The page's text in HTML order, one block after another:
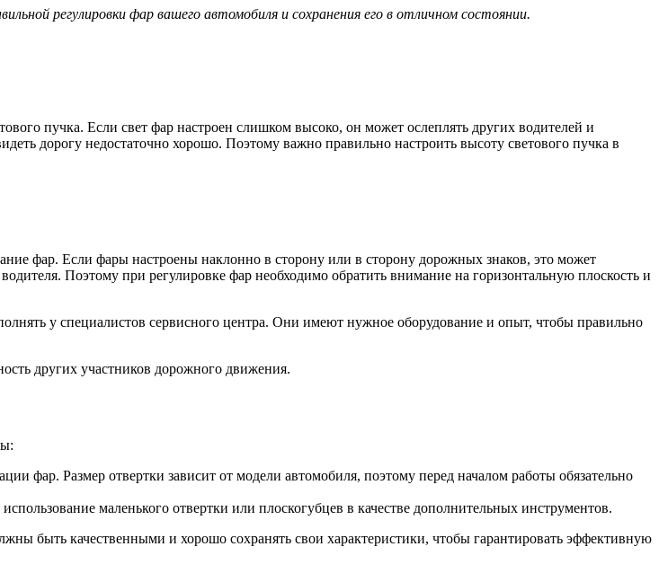
регулировки фар вашего автомобиля и сохранения его в отличном состоянии.
пучка. Если свет фар настроен слишком высоко, он может ослеплять других водителей и
дорогу недостаточно хорошо. Поэтому важно правильно настроить высоту светового пучка в
фар. Если фары настроены наклонно в сторону или в сторону дорожных знаков, это может
Поэтому при регулировке фар необходимо обратить внимание на горизонтальную плоскость и
у специалистов сервисного центра. Они имеют нужное оборудование и опыт, чтобы правильно
других участников дорожного движения.
фар. Размер отвертки зависит от модели автомобиля, поэтому перед началом работы обязательно
маленького отвертки или плоскогубцев в качестве дополнительных инструментов.
быть качественными и хорошо сохранять свои характеристики, чтобы гарантировать эффективную